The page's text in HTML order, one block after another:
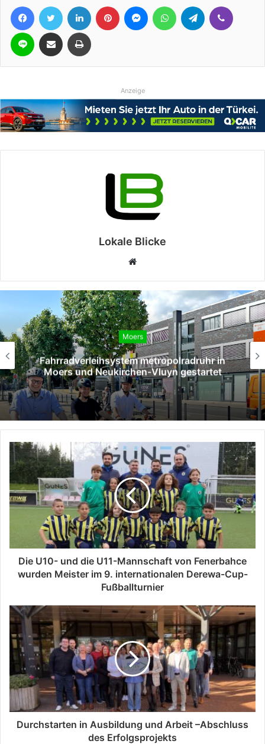
FacebookTwitter LinkedIn Pinterest MessengerWhatsAppTelegram
Line Teile per E-Mail Drucken
Anzeige
Lokale Blicke
Webseite
Moers
SPD Moers verleiht Willy-Brandt-Medaille
an Hans Gerd Rötters
Die U10- und die U11-Mannschaft von Fenerbahce
wurden Meister im 9. internationalen Derewa-Cup-
Fußballturnier
Durchstarten in Ausbildung und Arbeit –Abschluss
des Erfolgsprojekts